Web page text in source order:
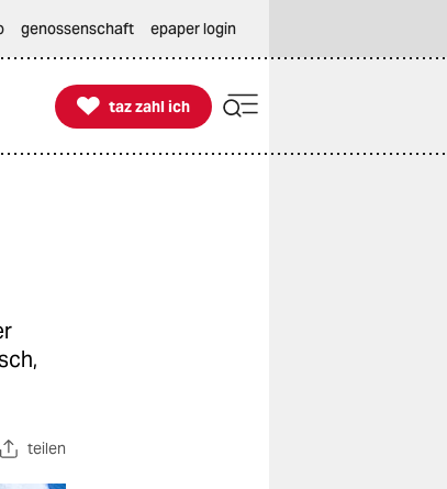
genossenschaft epaper login

taz zahl ich
taz zahl ich
teilen